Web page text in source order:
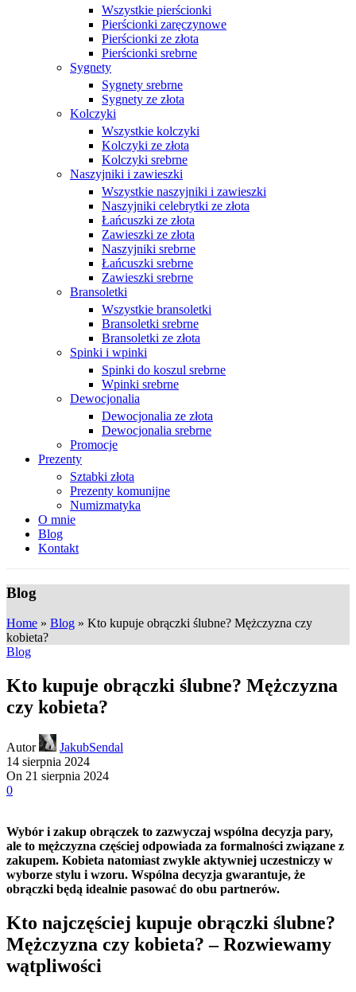
Wszystkie pierścionki
Pierścionki zaręczynowe
Pierścionki ze złota
Pierścionki srebrne
Sygnety
Sygnety srebrne
Sygnety ze złota
Kolczyki
Wszystkie kolczyki
Kolczyki ze złota
Kolczyki srebrne
Naszyjniki i zawieszki
Wszystkie naszyjniki i zawieszki
Naszyjniki celebrytki ze złota
Łańcuszki ze złota
Zawieszki ze złota
Naszyjniki srebrne
Łańcuszki srebrne
Zawieszki srebrne
Bransoletki
Wszystkie bransoletki
Bransoletki srebrne
Bransoletki ze złota
Spinki i wpinki
Spinki do koszul srebrne
Wpinki srebrne
Dewocjonalia
Dewocjonalia ze złota
Dewocjonalia srebrne
Promocje
Prezenty
Sztabki złota
Prezenty komunijne
Numizmatyka
O mnie
Blog
Kontakt
Blog
Home » Blog » Kto kupuje obrączki ślubne? Mężczyzna czy
kobieta?
Blog
Kto kupuje obrączki ślubne? Mężczyzna
czy kobieta?
Autor
JakubSendal
14 sierpnia 2024
On 21 sierpnia 2024
0
Wybór i zakup obrączek to zazwyczaj wspólna decyzja pary,
ale to mężczyzna częściej odpowiada za formalności związane z
zakupem. Kobieta natomiast zwykle aktywniej uczestniczy w
wyborze stylu i wzoru. Wspólna decyzja gwarantuje, że
obrączki będą idealnie pasować do obu partnerów.
Kto najczęściej kupuje obrączki ślubne?
Mężczyzna czy kobieta? – Rozwiewamy
wątpliwości